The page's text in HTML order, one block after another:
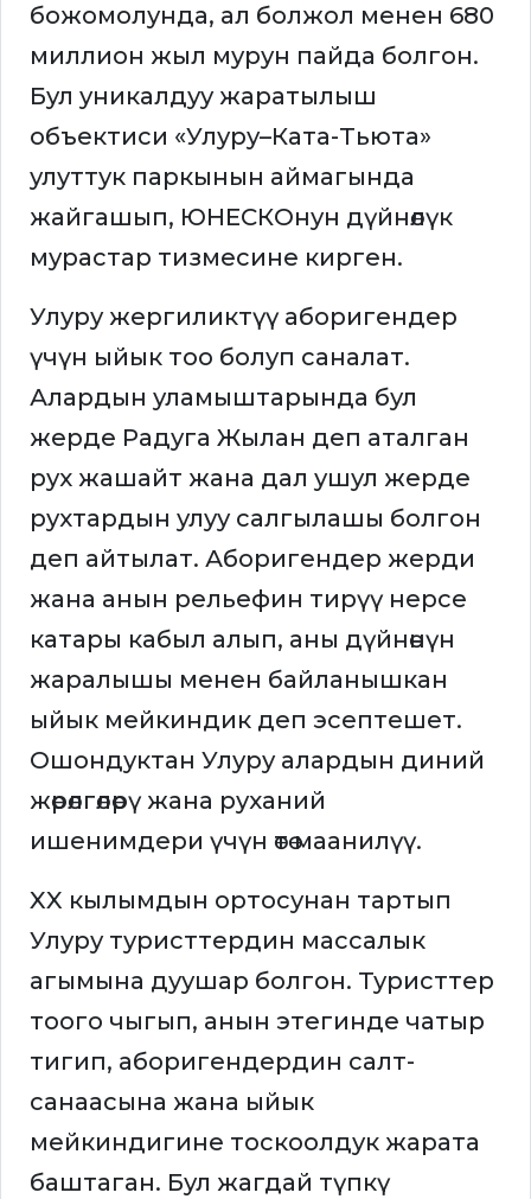
божомолунда, ал болжол менен 680
миллион жыл мурун пайда болгон.
Бул уникалдуу жаратылыш
объектиси «Улуру–Ката-Тьюта»
улуттук паркынын аймагында
жайгашып, ЮНЕСКОнун дүйнөлүк
мурастар тизмесине кирген.
Улуру жергиликтүү аборигендер
үчүн ыйык тоо болуп саналат.
Алардын уламыштарында бул
жерде Радуга Жылан деп аталган
рух жашайт жана дал ушул жерде
рухтардын улуу салгылашы болгон
деп айтылат. Аборигендер жерди
жана анын рельефин тирүү нерсе
катары кабыл алып, аны дүйнөнүн
жаралышы менен байланышкан
ыйык мейкиндик деп эсептешет.
Ошондуктан Улуру алардын диний
жөрөлгөлөрү жана руханий
ишенимдери үчүн өтө маанилүү.
XX кылымдын ортосунан тартып
Улуру туристтердин массалык
агымына дуушар болгон. Туристтер
тоого чыгып, анын этегинде чатыр
тигип, аборигендердин салт-
санаасына жана ыйык
мейкиндигине тоскоолдук жарата
баштаган. Бул жагдай түпкү